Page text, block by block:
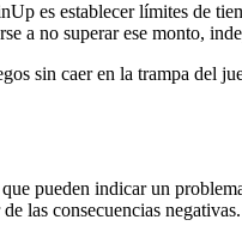
es establecer límites de
a no superar ese monto,
sin caer en la trampa del
pueden indicar un
las consecuencias